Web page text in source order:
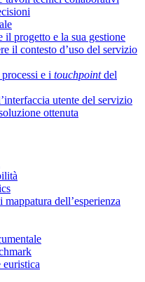
il progetto e la sua gestione
il contesto d’uso del servizio
e i touchpointdel
utente del servizio
ottenuta
dell’esperienza